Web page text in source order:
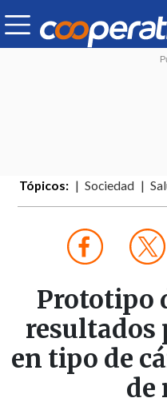
Tópicos: Sociedad
Prototipo
resultados
en tipo de
de